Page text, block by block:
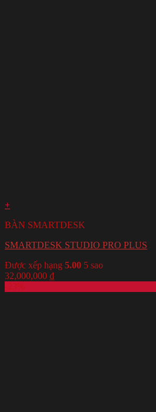
+
BÀN SMARTDESK
SMARTDESK STUDIO PRO PLUS
Được xếp hạng 5.00 5 sao
32,000,000 ₫
-23%